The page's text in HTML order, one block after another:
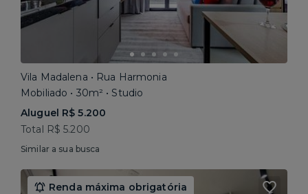
Vila Madalena • Rua Harmonia
Mobiliado • 30m² • Studio
Aluguel R$ 5.200
Total R$ 5.200
Similar a sua busca
Renda máxima obrigatória